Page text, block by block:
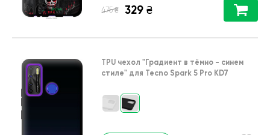
475 ₴ 329 ₴
TPU чехол "Градиент в тёмно - синем
стиле" для Tecno Spark 5 Pro KD7